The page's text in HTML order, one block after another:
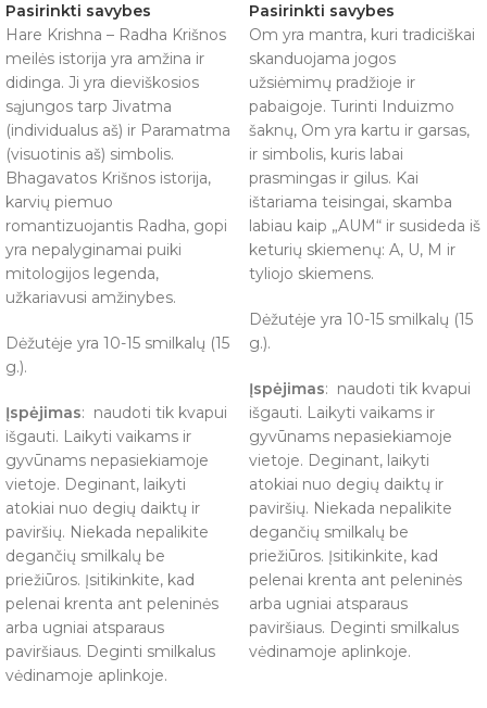
Pasirinkti savybes
Hare Krishna – Radha Krišnos
meilės istorija yra amžina ir
didinga. Ji yra dieviškosios
sąjungos tarp Jivatma
(individualus aš) ir Paramatma
(visuotinis aš) simbolis.
Bhagavatos Krišnos istorija,
karvių piemuo
romantizuojantis Radha, gopi
yra nepalyginamai puiki
mitologijos legenda,
užkariavusi amžinybes.
Dėžutėje yra 10-15 smilkalų (15
g.).
Įspėjimas: naudoti tik kvapui
išgauti. Laikyti vaikams ir
gyvūnams nepasiekiamoje
vietoje. Deginant, laikyti
atokiai nuo degių daiktų ir
paviršių. Niekada nepalikite
degančių smilkalų be
priežiūros. Įsitikinkite, kad
pelenai krenta ant peleninės
arba ugniai atsparaus
paviršiaus. Deginti smilkalus
vėdinamoje aplinkoje.
Pasirinkti savybes
Om yra mantra, kuri tradiciškai
skanduojama jogos
užsiėmimų pradžioje ir
pabaigoje. Turinti Induizmo
šaknų, Om yra kartu ir garsas,
ir simbolis, kuris labai
prasmingas ir gilus. Kai
ištariama teisingai, skamba
labiau kaip „AUM“ ir susideda iš
keturių skiemenų: A, U, M ir
tyliojo skiemens.
Dėžutėje yra 10-15 smilkalų (15
g.).
Įspėjimas: naudoti tik kvapui
išgauti. Laikyti vaikams ir
gyvūnams nepasiekiamoje
vietoje. Deginant, laikyti
atokiai nuo degių daiktų ir
paviršių. Niekada nepalikite
degančių smilkalų be
priežiūros. Įsitikinkite, kad
pelenai krenta ant peleninės
arba ugniai atsparaus
paviršiaus. Deginti smilkalus
vėdinamoje aplinkoje.